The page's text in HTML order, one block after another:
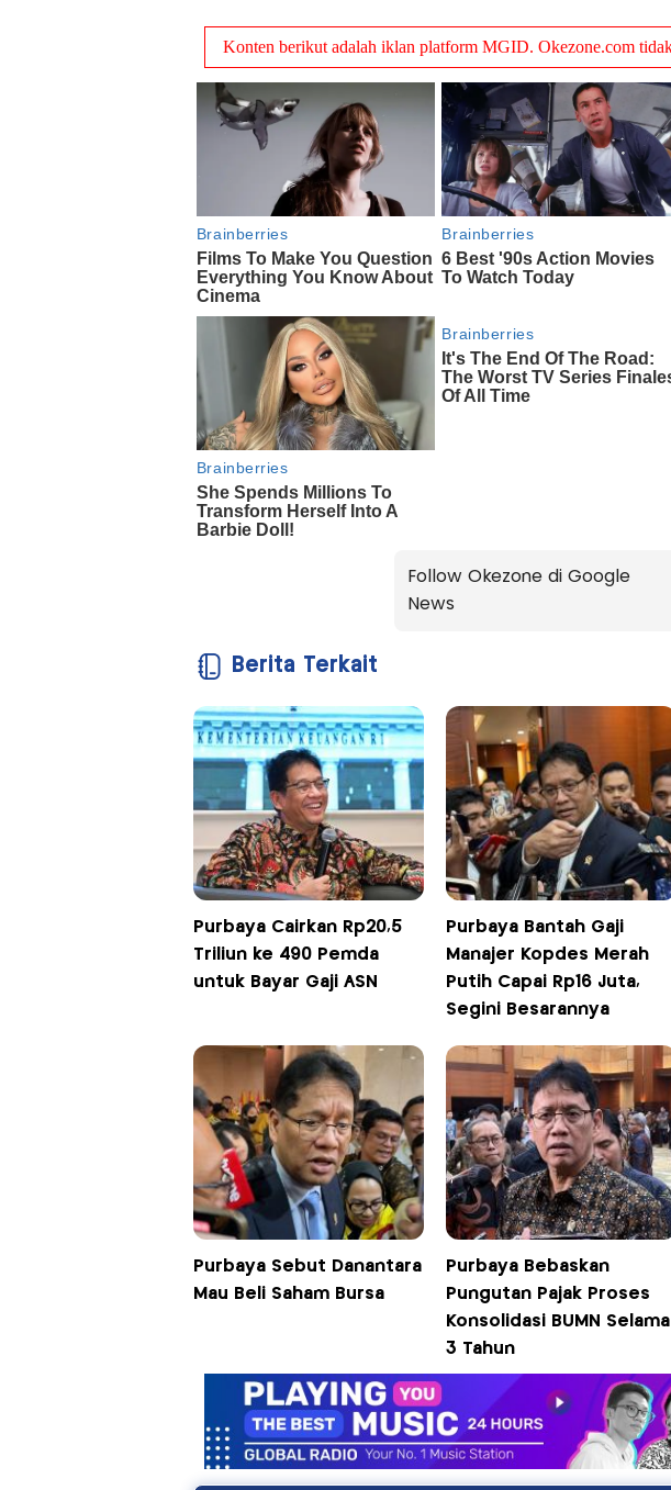
Follow Okezone di Google
News
Berita Terkait
Purbaya Cairkan Rp20,5
Triliun ke 490 Pemda
untuk Bayar Gaji ASN
Purbaya Bantah Gaji
Manajer Kopdes Merah
Putih Capai Rp16 Juta,
Segini Besarannya
Purbaya Sebut Danantara
Mau Beli Saham Bursa
Purbaya Bebaskan
Pungutan Pajak Proses
Konsolidasi BUMN Selama
3 Tahun